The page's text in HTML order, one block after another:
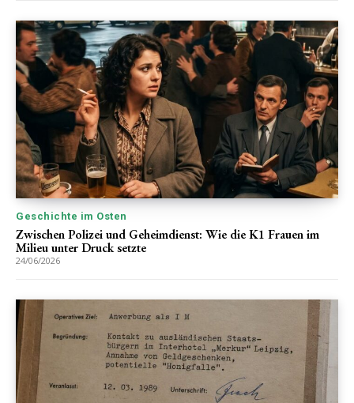
Geschichte im Osten
Zwischen Polizei und Geheimdienst: Wie die K1 Frauen im
Milieu unter Druck setzte
24/06/2026